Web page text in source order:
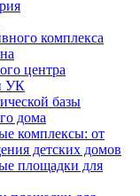
комплекса
центра
УК
базы
дома
комплексы: от
детских домов
площадки для